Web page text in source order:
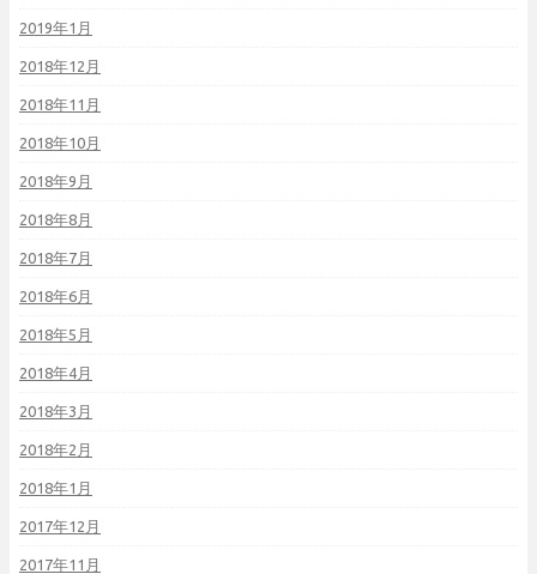
2019年1月
2018年12月
2018年11月
2018年10月
2018年9月
2018年8月
2018年7月
2018年6月
2018年5月
2018年4月
2018年3月
2018年2月
2018年1月
2017年12月
2017年11月